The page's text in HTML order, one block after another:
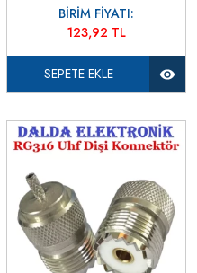
BİRİM FİYATI:
123,92 TL
SEPETE EKLE